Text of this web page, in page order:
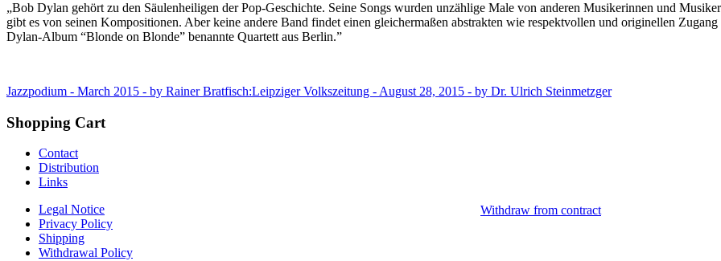
„Bob Dylan gehört zu den Säulenheiligen der Pop-Geschichte. Seine Songs wurden unzählige Male von anderen Musikerinnen und
gibt es von seinen Kompositionen. Aber keine andere Band findet einen gleichermaßen abstrakten wie respektvollen und originellen
Dylan-Album “Blonde on Blonde” benannte Quartett aus Berlin.”
Jazzpodium - March 2015 - by Rainer Bratfisch:Leipziger Volkszeitung - August 28, 2015 - by Dr. Ulrich Steinmetzger
Shopping Cart
Contact
Distribution
Links
Legal Notice
Privacy Policy
Shipping
Withdrawal Policy
Withdraw from contract